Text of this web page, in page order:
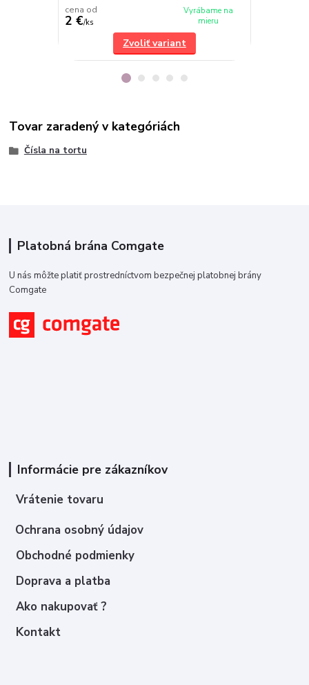
cena od
2 €/ks
Vyrábame na
mieru
Zvoliť variant
Tovar zaradený v kategóriách
Čísla na tortu
Platobná brána Comgate
U nás môžte platiť prostredníctvom bezpečnej platobnej brány
Comgate
Informácie pre zákazníkov
Vrátenie tovaru
Ochrana osobný údajov
Obchodné podmienky
Doprava a platba
Ako nakupovať ?
Kontakt